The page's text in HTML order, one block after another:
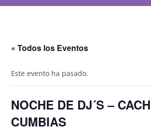
« Todos los Eventos
Este evento ha pasado.
NOCHE DE DJ´S –
CUMBIAS